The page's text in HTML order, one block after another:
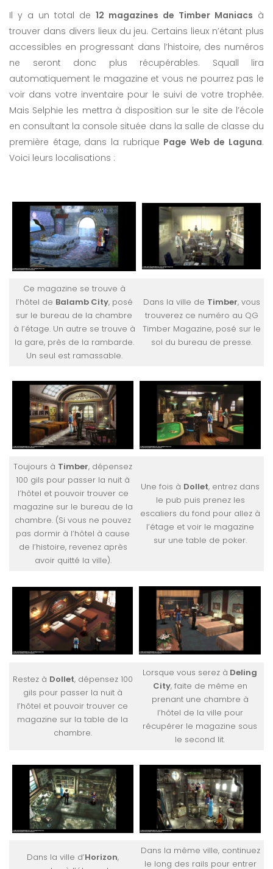
Il y a un total de 12 magazines de Timber Maniacs à
trouver dans divers lieux du jeu. Certains lieux n’étant plus
accessibles en progressant dans l’histoire, des numéros
ne seront donc plus récupérables. Squall lira
automatiquement le magazine et vous ne pourrez pas le
voir dans votre inventaire pour le suivi de votre trophée.
Mais Selphie les mettra à disposition sur le site de l’école
en consultant la console située dans la salle de classe du
première étage, dans la rubrique Page Web de Laguna.
Voici leurs localisations :
Ce magazine se trouve à
l’hôtel de Balamb City, posé
sur le bureau de la chambre
à l’étage. Un autre se trouve à
la gare, près de la rambarde.
Un seul est ramassable.
Dans la ville de Timber, vous
trouverez ce numéro au QG
Timber Magazine, posé sur le
sol du bureau de presse.
Toujours à Timber, dépensez
100 gils pour passer la nuit à
l’hôtel et pouvoir trouver ce
magazine sur le bureau de la
chambre. (Si vous ne pouvez
pas dormir à l’hôtel à cause
de l’histoire, revenez après
avoir quitté la ville).
Une fois à Dollet, entrez dans
le pub puis prenez les
escaliers du fond pour allez à
l’étage et voir le magazine
sur une table de poker.
Restez à Dollet, dépensez 100
gils pour passer la nuit à
l’hôtel et pouvoir trouver ce
magazine sur la table de la
chambre.
Lorsque vous serez à Deling
City, faite de même en
prenant une chambre à
l’hôtel de la ville pour
récupérer le magazine sous
le second lit.
Dans la ville d’Horizon,
Dans la même ville, continuez
le long des rails pour entrer